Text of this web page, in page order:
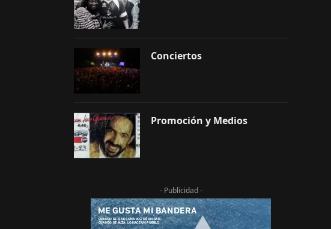
Conciertos
Promoción y Medios
- Publicidad -